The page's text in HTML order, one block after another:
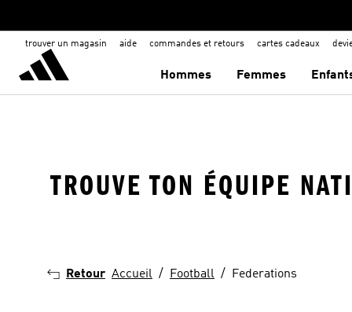
trouver un magasin aide commandes et retours cartes cadeaux
Hommes Femmes
TROUVE TON ÉQUIPE
Retour Accueil Football Federations